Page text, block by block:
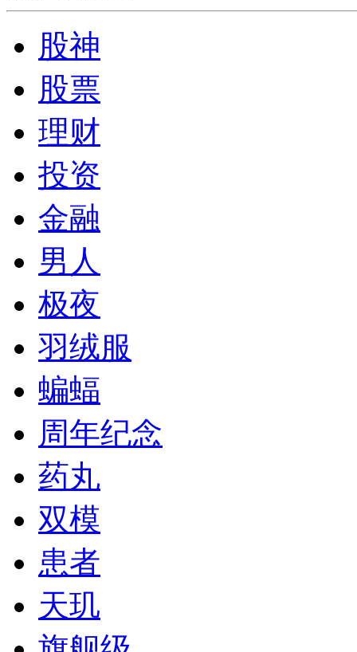
股神
股票
理财
投资
金融
男人
极夜
羽绒服
蝙蝠
周年纪念
药丸
双模
患者
天玑